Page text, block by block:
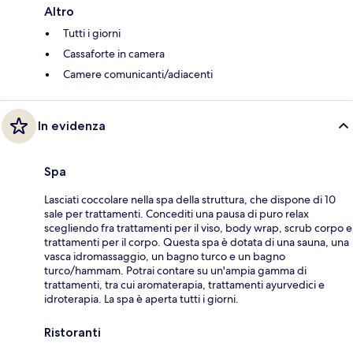
Altro
Tutti i giorni
Cassaforte in camera
Camere comunicanti/adiacenti
In evidenza
Spa
Lasciati coccolare nella spa della struttura, che dispone di 10
sale per trattamenti. Concediti una pausa di puro relax
scegliendo fra trattamenti per il viso, body wrap, scrub corpo e
trattamenti per il corpo. Questa spa è dotata di una sauna, una
vasca idromassaggio, un bagno turco e un bagno
turco/hammam. Potrai contare su un'ampia gamma di
trattamenti, tra cui aromaterapia, trattamenti ayurvedici e
idroterapia. La spa è aperta tutti i giorni.
Ristoranti